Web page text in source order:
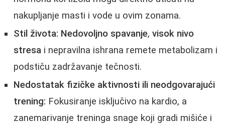
nakupljanje masti i vode u ovim zonama.
Stil života: Nedovoljno spavanje, visok nivo
stresa i nepravilna ishrana remete metabolizam i
podstiču zadržavanje tečnosti.
Nedostatak fizičke aktivnosti ili neodgovarajući
trening: Fokusiranje isključivo na kardio, a
zanemarivanje treninga snage koji gradi mišiće i